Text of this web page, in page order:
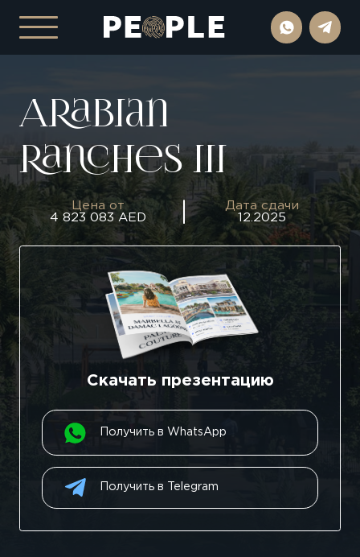
Arabian
Ranches Iii
Цена от
4 823 083 AED
Дата сдачи
12.2025
Скачать презентацию
Получить в WhatsApp
Получить в Telegram